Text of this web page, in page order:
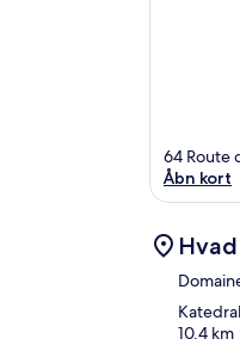
64 Route
Åbn kort
10.4 km